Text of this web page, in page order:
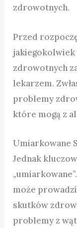
zdrowotnych.
Przed
zdrowotnych
lekarzem.
problemy
które mogą z
Umiarkowane
Jednak
może
skutków
problemy z